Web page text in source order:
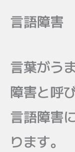
言語障害
言葉がう
障害と呼
言語障害
ります。